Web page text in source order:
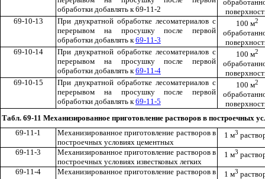
обработки добавлять к 69-11-2
69-10-13
При двукратной обработке лесоматериалов с
перерывом на просушку после первой
обработки добавлять к69-11-3
100 м2
69-10-14
При двукратной обработке лесоматериалов с
перерывом на просушку после первой
обработки добавлять к69-11-4
100 м2
69-10-15
При двукратной обработке лесоматериалов с
перерывом на просушку после первой
обработки добавлять к69-11-5
100 м2
Табл. 69-11 Механизированное приготовление растворов в построечных
69-11-1
Механизированное приготовление растворов в
построечных условиях цементных
1 м3
69-11-3
Механизированное приготовление растворов в
построечных условиях известковых легких
1 м3
69-11-4
Механизированное приготовление растворов в
1 м3